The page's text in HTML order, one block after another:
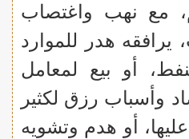
مع نهب واغتصاب
يرافقه هدر للموارد
أو بيع لمعامل
وأسباب رزق لكثير
أو هدم وتشويه